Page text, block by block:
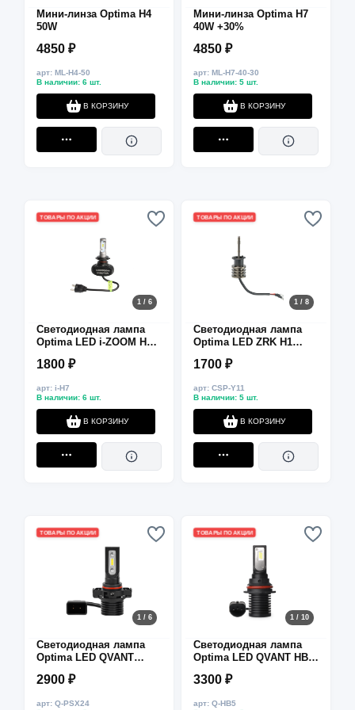
Мини-линза Optima H4
50W
4850 ₽
арт: ML-H4-50
В наличии: 6 шт.
В КОРЗИНУ
Мини-линза Optima H7
40W +30%
4850 ₽
арт: ML-H7-40-30
В наличии: 5 шт.
В КОРЗИНУ
ТОВАРЫ ПО АКЦИИ
1 / 6
Светодиодная лампа
Optima LED i-ZOOM H7
1800 ₽
арт: i-H7
В наличии: 6 шт.
В КОРЗИНУ
ТОВАРЫ ПО АКЦИИ
1 / 8
Светодиодная лампа
Optima LED ZRK H1
1700 ₽
арт: CSP-Y11
В наличии: 5 шт.
В КОРЗИНУ
ТОВАРЫ ПО АКЦИИ
1 / 6
Светодиодная лампа
Optima LED QVANT
2900 ₽
арт: Q-PSX24
ТОВАРЫ ПО АКЦИИ
1 / 10
Светодиодная лампа
Optima LED QVANT HB5
3300 ₽
арт: Q-HB5